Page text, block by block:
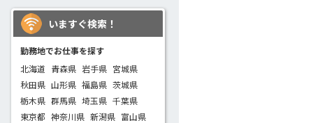
いますぐ検索！
勤務地でお仕事を探す
北海道 青森県 岩手県 宮城県
秋田県 山形県 福島県 茨城県
栃木県 群馬県 埼玉県 千葉県
東京都 神奈川県 新潟県 富山県